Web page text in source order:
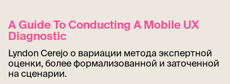
A Guide To Conducting A Mobile UX
Diagnostic
Lyndon Cerejo о вариации метода экспертной
оценки, более формализованной и заточенной
на сценарии.